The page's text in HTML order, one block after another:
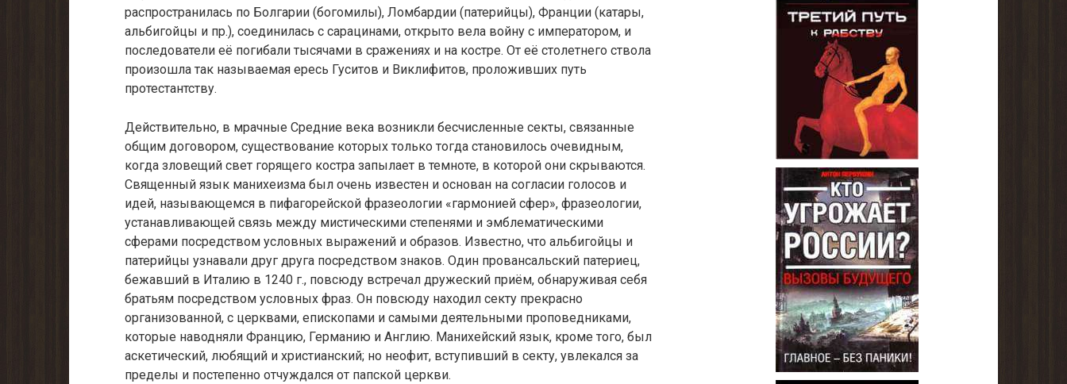
распространилась по Болгарии (богомилы), Ломбардии (патерийцы), Франции (катары,
альбигойцы и пр.), соединилась с сарацинами, открыто вела войну с императором, и
последователи её погибали тысячами в сражениях и на костре. От её столетнего ствола
произошла так называемая ересь Гуситов и Виклифитов, проложивших путь
протестантству.
Действительно, в мрачные Средние века возникли бесчисленные секты, связанные
общим договором, существование которых только тогда становилось очевидным,
когда зловещий свет горящего костра запылает в темноте, в которой они скрываются.
Священный язык манихеизма был очень известен и основан на согласии голосов и
идей, называющемся в пифагорейской фразеологии «гармонией сфер», фразеологии,
устанавливающей связь между мистическими степенями и эмблематическими
сферами посредством условных выражений и образов. Известно, что альбигойцы и
патерийцы узнавали друг друга посредством знаков. Один провансальский патериец,
бежавший в Италию в 1240 г., повсюду встречал дружеский приём, обнаруживая себя
братьям посредством условных фраз. Он повсюду находил секту прекрасно
организованной, с церквами, епископами и самыми деятельными проповедниками,
которые наводняли Францию, Германию и Англию. Манихейский язык, кроме того, был
аскетический, любящий и христианский; но неофит, вступивший в секту, увлекался за
пределы и постепенно отчуждался от папской церкви.